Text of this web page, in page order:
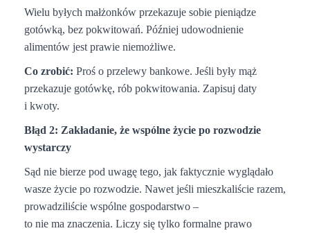
Wielu byłych małżonków przekazuje sobie pieniądze
gotówką, bez pokwitowań. Później udowodnienie
alimentów jest prawie niemożliwe.
Co zrobić: Proś o przelewy bankowe. Jeśli były mąż
przekazuje gotówkę, rób pokwitowania. Zapisuj daty
i kwoty.
Błąd 2: Zakładanie, że wspólne życie po rozwodzie
wystarczy
Sąd nie bierze pod uwagę tego, jak faktycznie wyglądało
wasze życie po rozwodzie. Nawet jeśli mieszkaliście razem,
prowadziliście wspólne gospodarstwo –
to nie ma znaczenia. Liczy się tylko formalne prawo